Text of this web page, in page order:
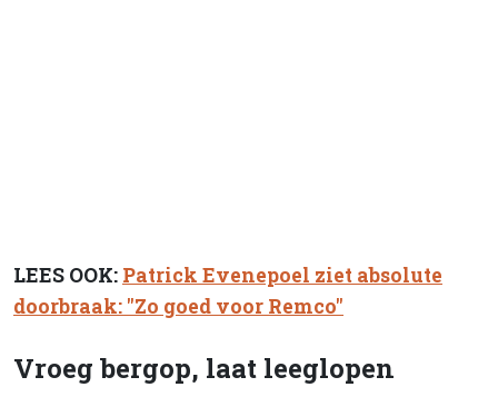
LEES OOK: Patrick Evenepoel ziet absolute
doorbraak: "Zo goed voor Remco"
Vroeg bergop, laat leeglopen